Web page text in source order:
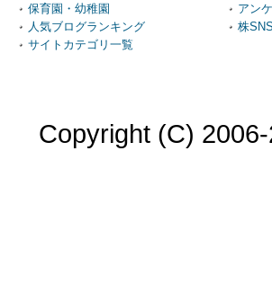
保育園・幼稚園
人気ブログランキング
サイトカテゴリ一覧
アン
株SNS
Copyright (C)